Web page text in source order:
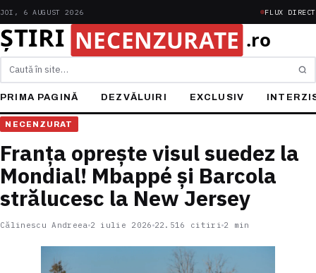
JOI, 6 AUGUST 2026 FLUX DIRECT
Caută
PRIMA PAGINĂ DEZVĂLUIRI EXCLUSIV
NECENZURAT
Franța oprește visul suedez la
Mondial! Mbappé și Barcola
strălucesc la New Jersey
Călinescu Andreea 2 iulie 2026 22.516 citiri 2 min